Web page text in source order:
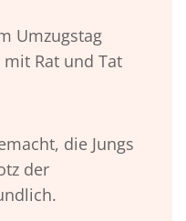
Umzugstag
Rat und Tat
die Jungs
der